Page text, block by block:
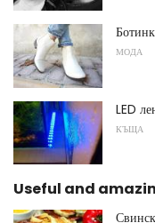
МОДА
LED
КЪЩА
Useful and